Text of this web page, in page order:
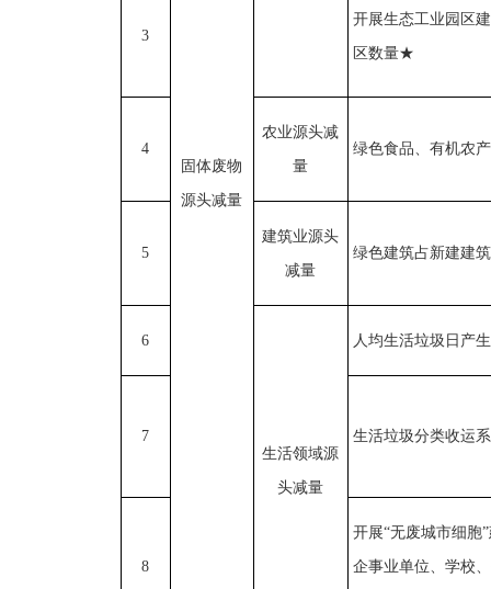
固体废物
源头减量
3
开展生态工业园区
区数量★
4
农业源头减
量
绿色食品、有机农
5
建筑业源头
减量
绿色建筑占新建建
6
生活领域源
头减量
人均生活垃圾日产
7 生活垃圾分类收运
8
开展“无废城市细胞
企事业单位、学校